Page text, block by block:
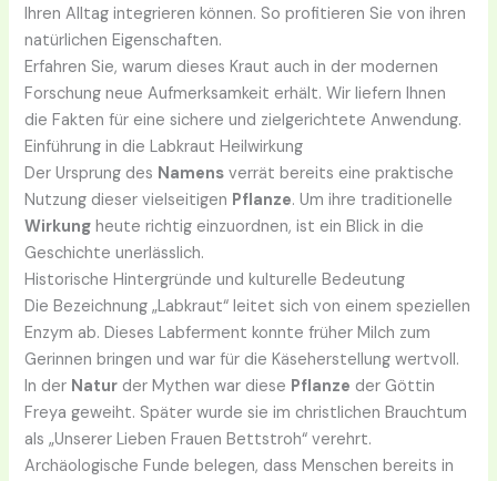
Ihren Alltag integrieren können. So profitieren Sie von ihren
natürlichen Eigenschaften.
Erfahren Sie, warum dieses Kraut auch in der modernen
Forschung neue Aufmerksamkeit erhält. Wir liefern Ihnen
die Fakten für eine sichere und zielgerichtete Anwendung.
Einführung in die Labkraut Heilwirkung
Der Ursprung des Namens verrät bereits eine praktische
Nutzung dieser vielseitigen Pflanze. Um ihre traditionelle
Wirkung heute richtig einzuordnen, ist ein Blick in die
Geschichte unerlässlich.
Historische Hintergründe und kulturelle Bedeutung
Die Bezeichnung „Labkraut“ leitet sich von einem speziellen
Enzym ab. Dieses Labferment konnte früher Milch zum
Gerinnen bringen und war für die Käseherstellung wertvoll.
In der Natur der Mythen war diese Pflanze der Göttin
Freya geweiht. Später wurde sie im christlichen Brauchtum
als „Unserer Lieben Frauen Bettstroh“ verehrt.
Archäologische Funde belegen, dass Menschen bereits in